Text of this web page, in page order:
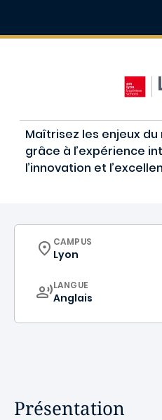
Maîtrisez les enjeux
grâce à l’expérience
l’innovation et
CURRICULUM
CAMPUS
Lyon
CURRICULUM
LANGUE
Anglais
Présentation